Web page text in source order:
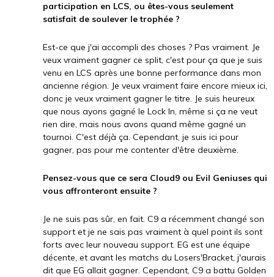
participation en LCS, ou êtes-vous seulement
satisfait de soulever le trophée ?
Est-ce que j'ai accompli des choses ? Pas vraiment. Je
veux vraiment gagner ce split, c'est pour ça que je suis
venu en LCS après une bonne performance dans mon
ancienne région. Je veux vraiment faire encore mieux ici,
donc je veux vraiment gagner le titre. Je suis heureux
que nous ayons gagné le Lock In, même si ça ne veut
rien dire, mais nous avons quand même gagné un
tournoi. C'est déjà ça. Cependant, je suis ici pour
gagner, pas pour me contenter d'être deuxième.
Pensez-vous que ce sera Cloud9 ou Evil Geniuses qui
vous affronteront ensuite ?
Je ne suis pas sûr, en fait. C9 a récemment changé son
support et je ne sais pas vraiment à quel point ils sont
forts avec leur nouveau support. EG est une équipe
décente, et avant les matchs du Losers'Bracket, j'aurais
dit que EG allait gagner. Cependant, C9 a battu Golden